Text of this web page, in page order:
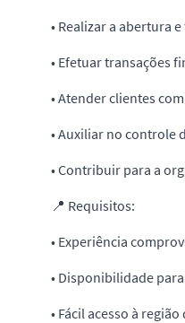
• Realizar a abertura
• Efetuar transações
• Atender clientes
• Auxiliar no controle
• Contribuir para a
📍 Requisitos:
• Experiência
• Disponibilidade
• Fácil acesso à região